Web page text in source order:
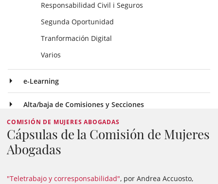
Responsabilidad Civil i Seguros
Segunda Oportunidad
Tranformación Digital
Varios
e-Learning
Alta/baja de Comisiones y Secciones
COMISIÓN DE MUJERES ABOGADAS
Cápsulas de la Comisión de Mujeres
Abogadas
"Teletrabajo y corresponsabilidad", por Andrea Accuosto,